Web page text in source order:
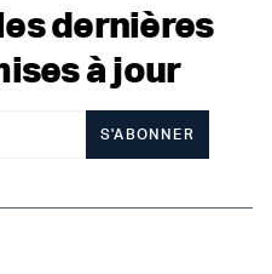
dernières
à jour
S'ABONNER